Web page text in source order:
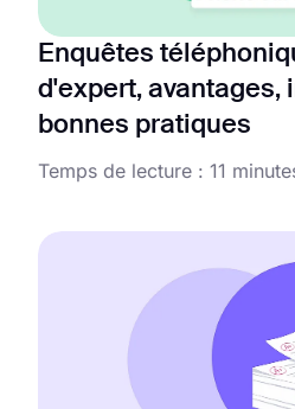
Enquêtes
d'expert, avantages,
bonnes pratiques
Temps de lecture : 11